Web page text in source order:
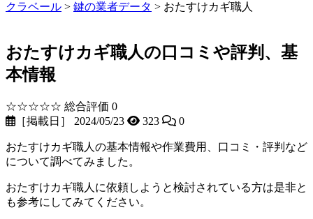
クラベール > 鍵の業者データ > おたすけカギ職人
おたすけカギ職人の口コミや評判、基
本情報
☆☆☆☆☆ 総合評価 0
［掲載日］ 2024/05/23
323 0
おたすけカギ職人の基本情報や作業費用、口コミ・評判など
について調べてみました。
おたすけカギ職人に依頼しようと検討されている方は是非と
も参考にしてみてください。